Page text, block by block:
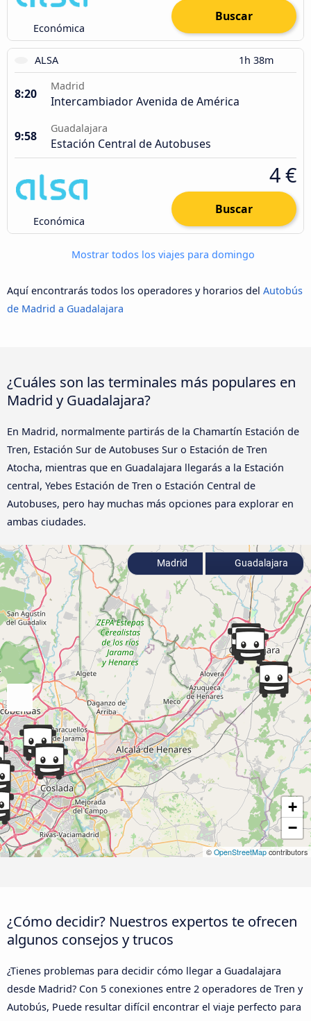
Económica
Buscar
ALSA 1h 38m
8:20
Madrid
Intercambiador Avenida de América
9:58
Guadalajara
Estación Central de Autobuses
Económica
4 €
Buscar
Mostrar todos los viajes para domingo
Aquí encontrarás todos los operadores y horarios del Autobús
de Madrid a Guadalajara
¿Cuáles son las terminales más populares en
Madrid y Guadalajara?
En Madrid, normalmente partirás de la Chamartín Estación de
Tren, Estación Sur de Autobuses Sur o Estación de Tren
Atocha, mientras que en Guadalajara llegarás a la Estación
central, Yebes Estación de Tren o Estación Central de
Autobuses, pero hay muchas más opciones para explorar en
ambas ciudades.
+
−
© OpenStreetMap contributors
Madrid Guadalajara
¿Cómo decidir? Nuestros expertos te ofrecen
algunos consejos y trucos
¿Tienes problemas para decidir cómo llegar a Guadalajara
desde Madrid? Con 5 conexiones entre 2 operadores de Tren y
Autobús, Puede resultar difícil encontrar el viaje perfecto para